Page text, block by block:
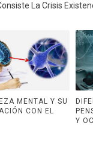
La Crisis
MENTAL Y SU
CON EL
Y